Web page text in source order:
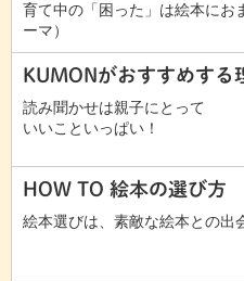
育て中の「困った」は絵本にお
ーマ）
KUMONがおすすめする
読み聞かせは親子にとって
いいこといっぱい！
HOW TO 絵本の選び方
絵本選びは、素敵な絵本との出